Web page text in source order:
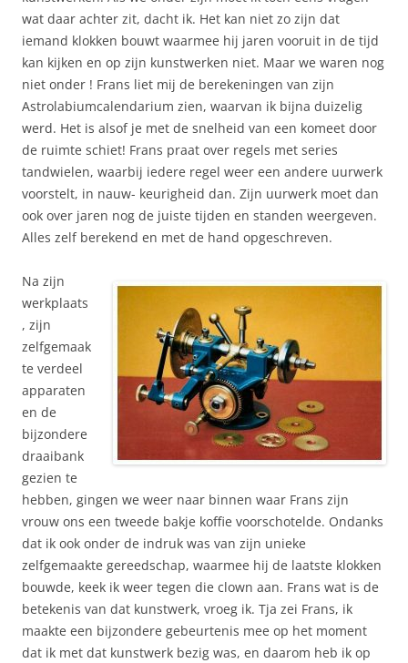
wat daar achter zit, dacht ik. Het kan niet zo zijn dat
iemand klokken bouwt waarmee hij jaren vooruit in de tijd
kan kijken en op zijn kunstwerken niet. Maar we waren nog
niet onder ! Frans liet mij de berekeningen van zijn
Astrolabiumcalendarium zien, waarvan ik bijna duizelig
werd. Het is alsof je met de snelheid van een komeet door
de ruimte schiet! Frans praat over regels met series
tandwielen, waarbij iedere regel weer een andere uurwerk
voorstelt, in nauw- keurigheid dan. Zijn uurwerk moet dan
ook over jaren nog de juiste tijden en standen weergeven.
Alles zelf berekend en met de hand opgeschreven.
Na zijn
werkplaats
, zijn
zelfgemaak
te verdeel
apparaten
en de
bijzondere
draaibank
gezien te
hebben, gingen we weer naar binnen waar Frans zijn
vrouw ons een tweede bakje koffie voorschotelde. Ondanks
dat ik ook onder de indruk was van zijn unieke
zelfgemaakte gereedschap, waarmee hij de laatste klokken
bouwde, keek ik weer tegen die clown aan. Frans wat is de
betekenis van dat kunstwerk, vroeg ik. Tja zei Frans, ik
maakte een bijzondere gebeurtenis mee op het moment
dat ik met dat kunstwerk bezig was, en daarom heb ik op